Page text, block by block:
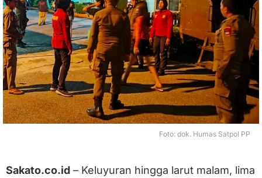
L
a
r
u
t
M
a
l
a
m
,
L
O
Foto: dok. Humas Satpol PP
Sakato.co.id – Keluyuran hingga larut malam, lima